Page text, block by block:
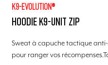
K9-evolution®
Hoodie K9-unit zip
Sweat à capuche tactique
pour ranger vos